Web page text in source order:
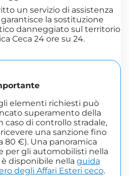
un servizio di assistenza
la sostituzione
danneggiato sul territorio
Ceca 24 ore su 24.
elementi richiesti può
superamento della
caso di controllo stradale,
una sanzione fino
80 €). Una panoramica
per gli automobilisti nella
disponibile nella guida
degli Affari Esteri ceco.